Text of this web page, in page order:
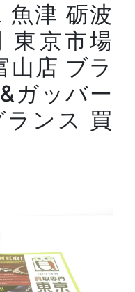
魚津 砺波
東京市場
山店 ブラ
ガッバー
ンス 買